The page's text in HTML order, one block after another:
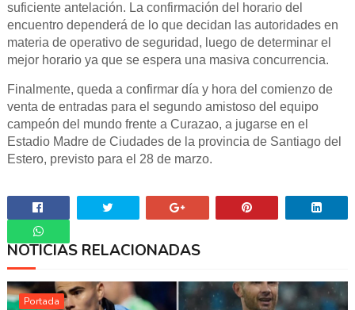
suficiente antelación. La confirmación del horario del
encuentro dependerá de lo que decidan las autoridades en
materia de operativo de seguridad, luego de determinar el
mejor horario ya que se espera una masiva concurrencia.
Finalmente, queda a confirmar día y hora del comienzo de
venta de entradas para el segundo amistoso del equipo
campeón del mundo frente a Curazao, a jugarse en el
Estadio Madre de Ciudades de la provincia de Santiago del
Estero, previsto para el 28 de marzo.
Whatsapp
NOTICIAS RELACIONADAS
Portada